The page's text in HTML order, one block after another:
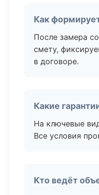
Как
После замера
смету,
в договоре.
Какие
На ключевые
Все условия
Кто ведёт